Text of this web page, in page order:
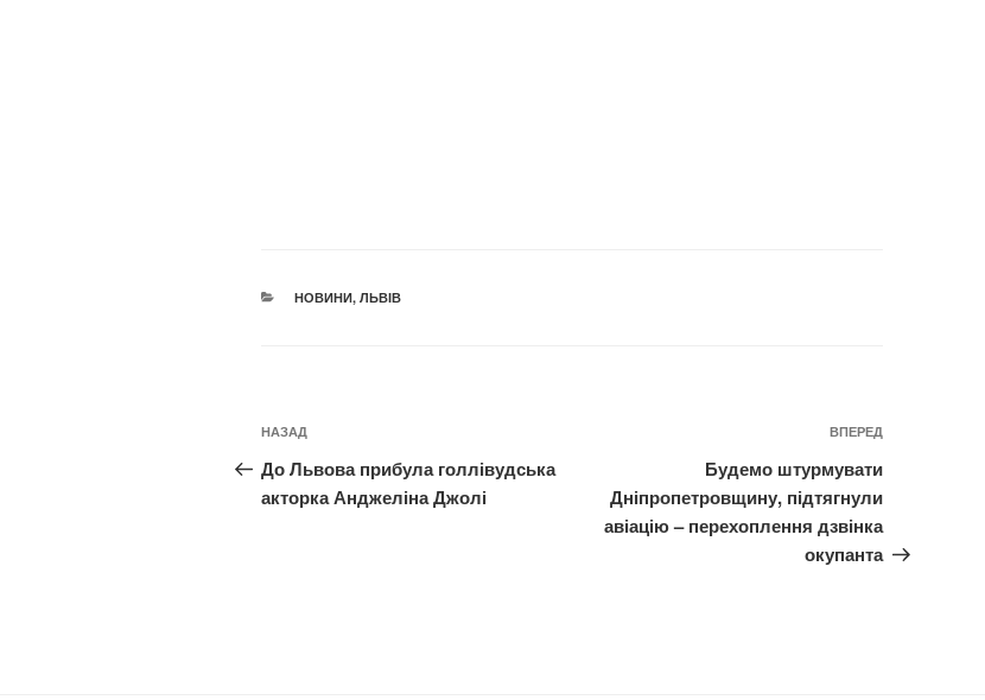
КАТЕГОРІЇ
НОВИНИ, ЛЬВІВ
Навігація
записів
Попередній
запис:
НАЗАД
До Львова прибула голлівудська
акторка Анджеліна Джолі
Наступний
запис
ВПЕРЕД
Будемо штурмувати
Дніпропетровщину, підтягнули
авіацію – перехоплення дзвінка
окупанта